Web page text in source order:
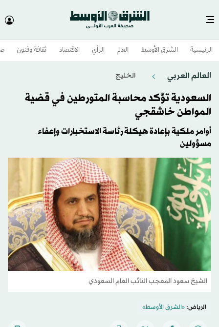
الرئيسية الشرق الأوسط​ العالم الرأي الاقتصاد ثقافة وفنون
العالم العربي الخليج
السعودية تؤكد محاسبة المتورطين في قضية
المواطن خاشقجي
أوامر ملكية بإعادة هيكلة رئاسة الاستخبارات وإعفاء
مسؤولين
الشيخ سعود المعجب النائب العام السعودي
الرياض:«الشرق الأوسط»